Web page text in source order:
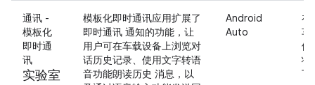
通讯 -
模板化
即时通
讯
实验室
模板化即时通讯应用扩展了
即时通讯 通知的功能，让
用户可在车载设备上浏览对
话历史记录、使用文字转语
音功能朗读历史 消息，以
Android
Auto
在
车
停
状
下